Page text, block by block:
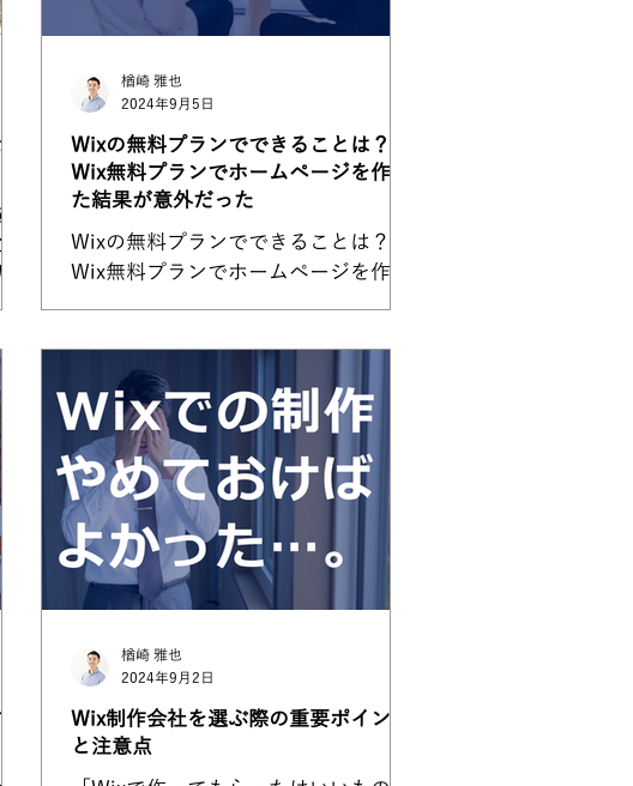
Wixの無料プランでできることは？
Wix無料プランでホームページを作っ
た結果が意外だった
Wixの無料プランでできることは？
Wix無料プランでホームページを作っ
楢崎 雅也
2024年9月5日
Wix制作会社を選ぶ際の重要ポイント
と注意点
楢崎 雅也
2024年9月2日